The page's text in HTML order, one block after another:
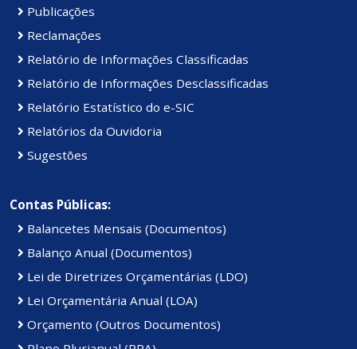
Publicações
Reclamações
Relatório de Informações Classificadas
Relatório de Informações Desclassificadas
Relatório Estatístico do e-SIC
Relatórios da Ouvidoria
Sugestões
Contas Públicas:
Balancetes Mensais (Documentos)
Balanço Anual (Documentos)
Lei de Diretrizes Orçamentárias (LDO)
Lei Orçamentária Anual (LOA)
Orçamento (Outros Documentos)